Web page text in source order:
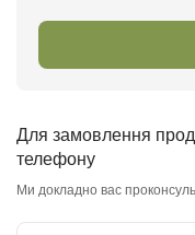
Для замовлення
телефону
Ми докладно вас